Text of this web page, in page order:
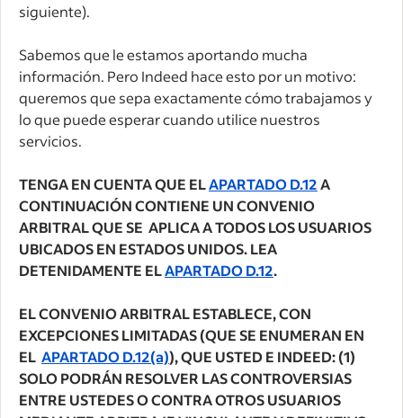
siguiente).
Sabemos que le estamos aportando mucha
información. Pero Indeed hace esto por un motivo:
queremos que sepa exactamente cómo trabajamos y
lo que puede esperar cuando utilice nuestros
servicios.
TENGA EN CUENTA QUE ELAPARTADO D.12A
CONTINUACIÓN CONTIENE UN CONVENIO
ARBITRAL QUE SE APLICA A TODOS LOS USUARIOS
UBICADOS EN ESTADOS UNIDOS. LEA
DETENIDAMENTE ELAPARTADO D.12.
EL CONVENIO ARBITRAL ESTABLECE, CON
EXCEPCIONES LIMITADAS (QUE SE ENUMERAN EN
EL APARTADO D.12(a)), QUE USTED E INDEED: (1)
SOLO PODRÁN RESOLVER LAS CONTROVERSIAS
ENTRE USTEDES O CONTRA OTROS USUARIOS